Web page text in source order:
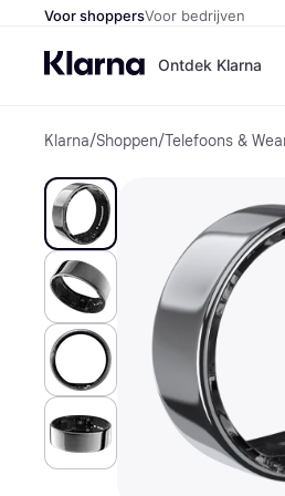
Voor shoppersVoor bedrijven
Ontdek Klarna
Klarna/Shoppen/Telefoons &